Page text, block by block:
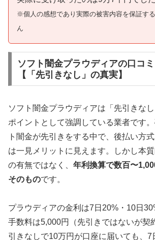
※個人の感想であり実際の被害内容を保証す
ん
ソフト闇金プラウディアの口コ
【「先引きなし」の真実】
ソフト闇金プラウディアは「先引きな
ポイントとして強調している業者です
ト闇金が先引きをする中で、後払い方
は一見メリットに見えます。しかし本
の有無ではなく、 年利換算で数百〜
そのものです。
プラウディアの金利は7日20%・10日
手数料は5,000円（先引きではないが契
引きなしで10万円が口座に届いても、7